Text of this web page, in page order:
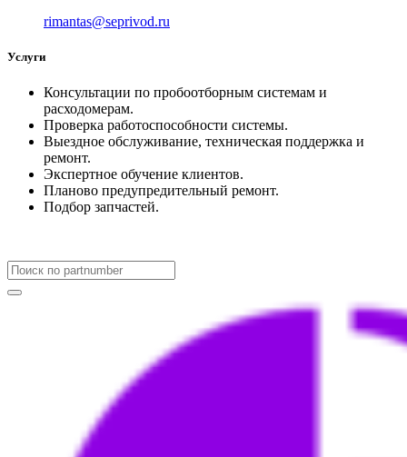
rimantas@seprivod.ru
Услуги
Консультации по пробоотборным системам и
расходомерам.
Проверка работоспособности системы.
Выездное обслуживание, техническая поддержка и
ремонт.
Экспертное обучение клиентов.
Планово предупредительный ремонт.
Подбор запчастей.